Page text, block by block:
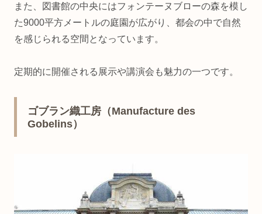
また、図書館の中央にはフォンテーヌブローの森を模し
た9000平方メートルの庭園が広がり、都会の中で自然
を感じられる空間となっています。
定期的に開催される展示や講演会も魅力の一つです。
ゴブラン織工房（Manufacture des
Gobelins）